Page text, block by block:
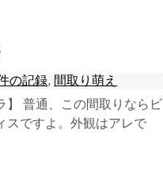
の記録, 間取り萌え
】 普通、この間取りならビ
スですよ。外観はアレで